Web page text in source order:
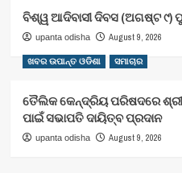
ବିଶ୍ୱ ଆଦିବାସୀ ଦିବସ (ଅଗଷ୍ଟ ୯)
upanta odisha August 9, 2026
ଖବର ଉପାନ୍ତ ଓଡିଶା ସମାଚାର
ତୈଲିକ କେନ୍ଦ୍ରିୟ ପରିଷଦରେ
ପାଇଁ ସଭାପତି ଦାୟିତ୍ବ ପ୍ରଦାନ
upanta odisha August 9, 2026